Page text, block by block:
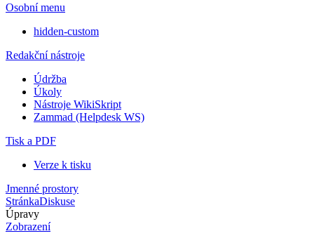
Osobní menu
hidden-custom
Redakční nástroje
Údržba
Úkoly
Nástroje WikiSkript
Zammad (Helpdesk WS)
Tisk a PDF
Verze k tisku
Jmenné prostory
StránkaDiskuse
Úpravy
Zobrazení